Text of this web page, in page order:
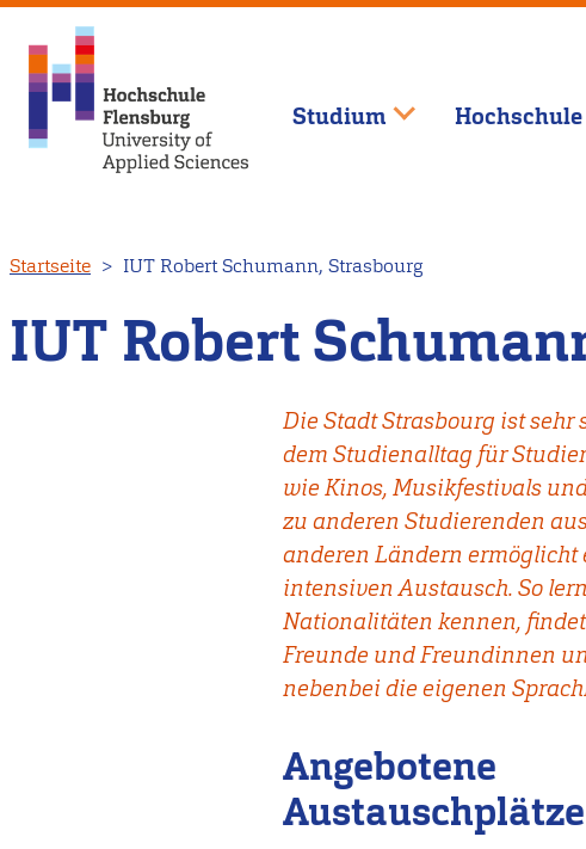
zum
Inhalt
Studium Hochschule
Startseite IUT Robert Schumann, Strasbourg
IUT Robert
Die Stadt Strasbourg ist sehr
dem Studienalltag für
wie Kinos, Musikfestivals
zu anderen Studierenden
anderen Ländern
intensiven Austausch. So
Nationalitäten kennen,
Freunde und Freundinnen
nebenbei die eigenen
Angebotene
Austauschplätze